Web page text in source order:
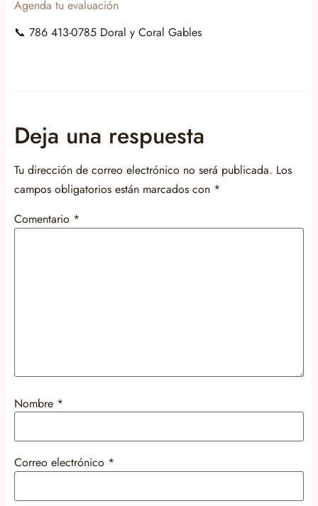
Agenda tu evaluación
📞 786 413-0785 Doral y Coral Gables
Deja una respuesta
Tu dirección de correo electrónico no será publicada. Los
campos obligatorios están marcados con *
Comentario *
Nombre *
Correo electrónico *